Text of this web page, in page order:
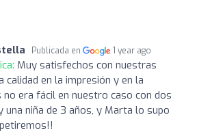
Publicada en 1 year ago
Muy satisfechos con nuestras
calidad en la impresión y en la
era fácil en nuestro caso con dos
una niña de 3 años, y Marta lo supo